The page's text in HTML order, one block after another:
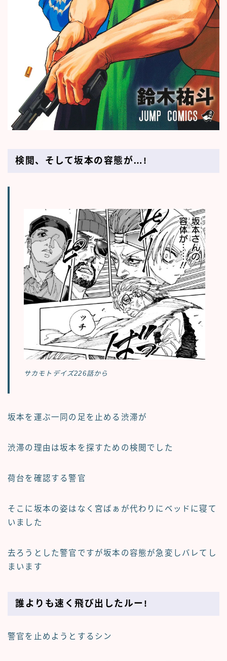
検閲、そして坂本の容態が…!
サカモトデイズ226話から
坂本を運ぶ一同の足を止める渋滞が
渋滞の理由は坂本を探すための検閲でした
荷台を確認する警官
そこに坂本の姿はなく宮ばぁが代わりにベッドに寝て
いました
去ろうとした警官ですが坂本の容態が急変しバレてし
まいます
誰よりも速く飛び出したルー!
警官を止めようとするシン